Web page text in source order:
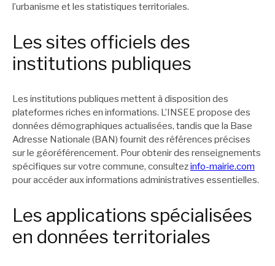
l’urbanisme et les statistiques territoriales.
Les sites officiels des
institutions publiques
Les institutions publiques mettent à disposition des
plateformes riches en informations. L’INSEE propose des
données démographiques actualisées, tandis que la Base
Adresse Nationale (BAN) fournit des références précises
sur le géoréférencement. Pour obtenir des renseignements
spécifiques sur votre commune, consultezinfo-mairie.com
pour accéder aux informations administratives essentielles.
Les applications spécialisées
en données territoriales